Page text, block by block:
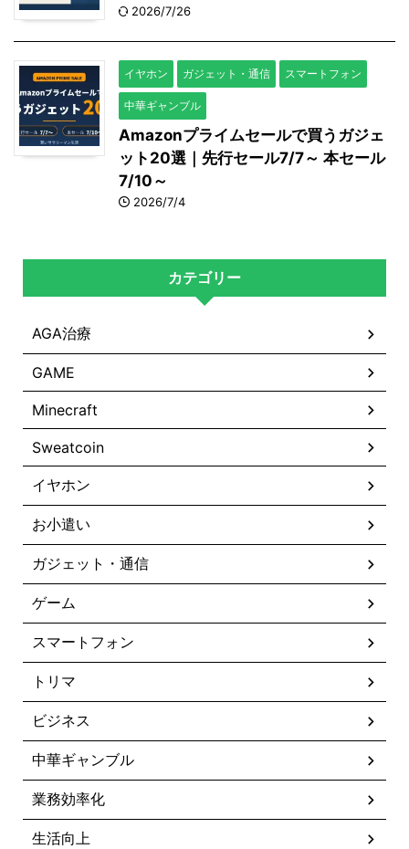
2026/7/26
イヤホン ガジェット・通信 スマートフォン
中華ギャンブル
Amazonプライムセールで買うガジェ
ット20選｜先行セール7/7～ 本セール
7/10～
2026/7/4
カテゴリー
AGA治療
GAME
Minecraft
Sweatcoin
イヤホン
お小遣い
ガジェット・通信
ゲーム
スマートフォン
トリマ
ビジネス
中華ギャンブル
業務効率化
生活向上